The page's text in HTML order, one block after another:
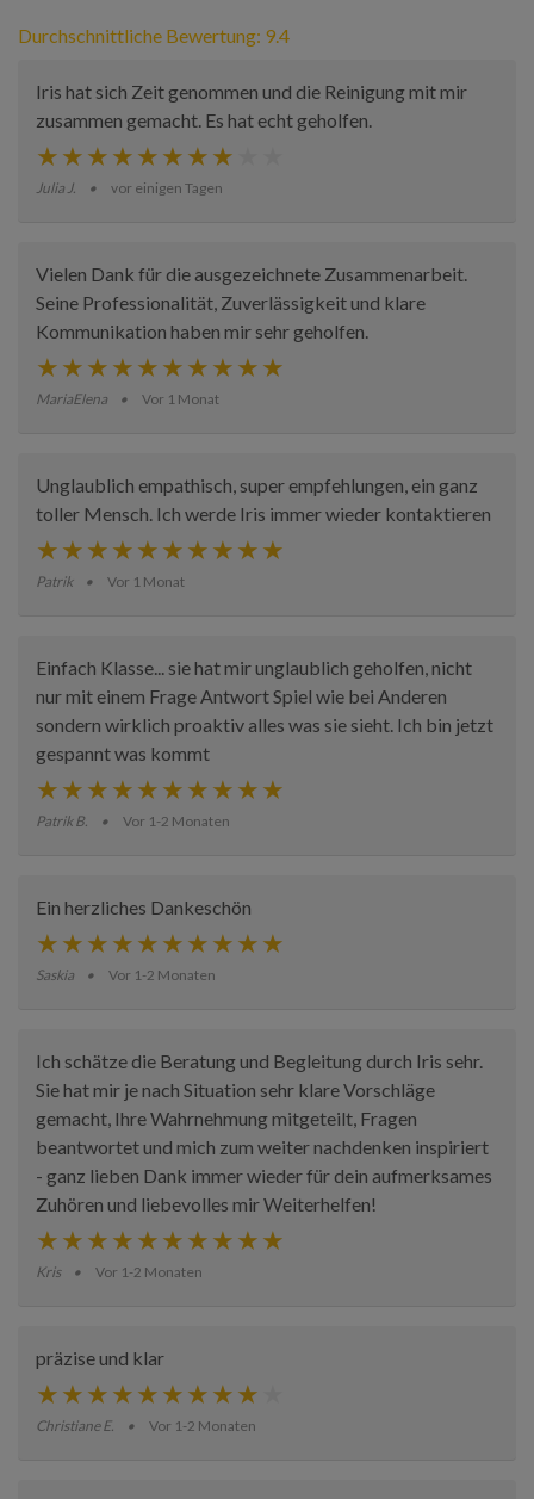
Durchschnittliche Bewertung: 9.4
Iris hat sich Zeit genommen und die Reinigung mit mir
zusammen gemacht. Es hat echt geholfen.
Julia J. vor einigen Tagen
Vielen Dank für die ausgezeichnete Zusammenarbeit.
Seine Professionalität, Zuverlässigkeit und klare
Kommunikation haben mir sehr geholfen.
MariaElena Vor 1 Monat
Unglaublich empathisch, super empfehlungen, ein ganz
toller Mensch. Ich werde Iris immer wieder kontaktieren
Patrik Vor 1 Monat
Einfach Klasse... sie hat mir unglaublich geholfen, nicht
nur mit einem Frage Antwort Spiel wie bei Anderen
sondern wirklich proaktiv alles was sie sieht. Ich bin jetzt
gespannt was kommt
Patrik B. Vor 1-2 Monaten
Ein herzliches Dankeschön
Saskia Vor 1-2 Monaten
Ich schätze die Beratung und Begleitung durch Iris sehr.
Sie hat mir je nach Situation sehr klare Vorschläge
gemacht, Ihre Wahrnehmung mitgeteilt, Fragen
beantwortet und mich zum weiter nachdenken inspiriert
- ganz lieben Dank immer wieder für dein aufmerksames
Zuhören und liebevolles mir Weiterhelfen!
Kris Vor 1-2 Monaten
präzise und klar
Christiane E. Vor 1-2 Monaten